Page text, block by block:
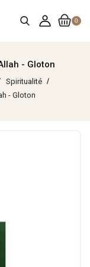
0
- Gloton
Spiritualité
- Gloton